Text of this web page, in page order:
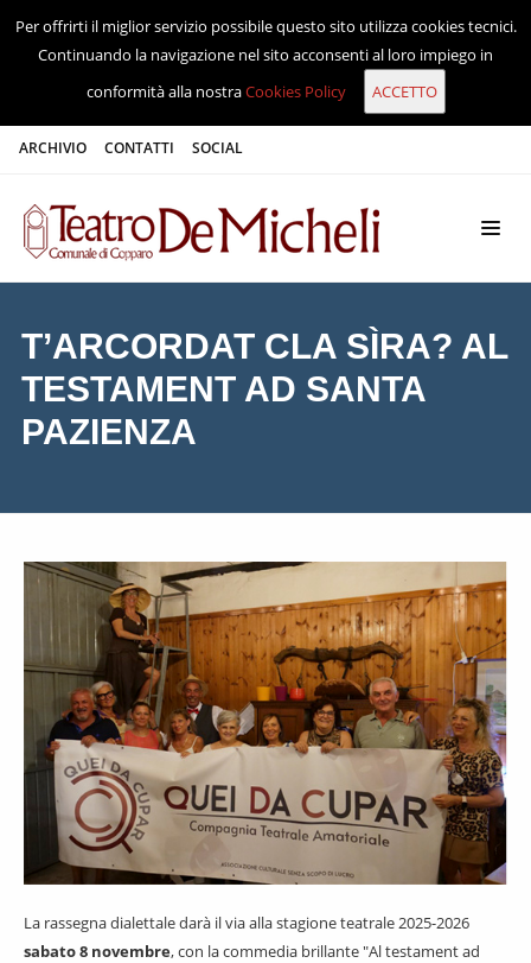
Per offrirti il miglior servizio possibile questo sito utilizza cookies tecnici.
Continuando la navigazione nel sito acconsenti al loro impiego in
conformità alla nostraCookies Policy
ARCHIVIO CONTATTI SOCIAL
T’ARCORDAT CLA SÌRA? AL
TESTAMENT AD SANTA
PAZIENZA
La rassegna dialettale darà il via alla stagione teatrale 2025-2026
sabato 8 novembre, con la commedia brillante "Al testament ad